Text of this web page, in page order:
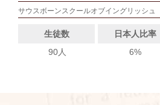
サウスボーンスクールオブイングリッシュ
生徒数 日本人比率
90人
6%